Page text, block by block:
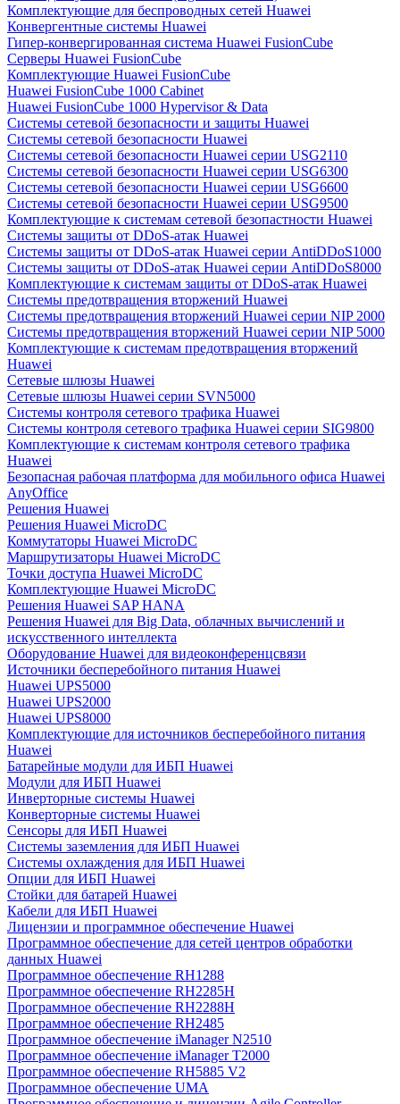
Комплектующие для беспроводных сетей Huawei
Конвергентные системы Huawei
Гипер-конвергированная система Huawei FusionCube
Серверы Huawei FusionCube
Комплектующие Huawei FusionCube
Huawei FusionCube 1000 Cabinet
Huawei FusionCube 1000 Hypervisor & Data
Системы сетевой безопасности и защиты Huawei
Системы сетевой безопасности Huawei
Системы сетевой безопасности Huawei серии USG2110
Системы сетевой безопасности Huawei серии USG6300
Системы сетевой безопасности Huawei серии USG6600
Системы сетевой безопасности Huawei серии USG9500
Комплектующие к системам сетевой безопастности Huawei
Системы защиты от DDoS-атак Huawei
Системы защиты от DDoS-атак Huawei серии AntiDDoS1000
Системы защиты от DDoS-атак Huawei серии AntiDDoS8000
Комплектующие к системам защиты от DDoS-атак Huawei
Системы предотвращения вторжений Huawei
Системы предотвращения вторжений Huawei серии NIP 2000
Системы предотвращения вторжений Huawei серии NIP 5000
Комплектующие к системам предотвращения вторжений
Huawei
Сетевые шлюзы Huawei
Сетевые шлюзы Huawei серии SVN5000
Системы контроля сетевого трафика Huawei
Системы контроля сетевого трафика Huawei серии SIG9800
Комплектующие к системам контроля сетевого трафика
Huawei
Безопасная рабочая платформа для мобильного офиса Huawei
AnyOffice
Решения Huawei
Решения Huawei MicroDC
Коммутаторы Huawei MicroDC
Маршрутизаторы Huawei MicroDC
Точки доступа Huawei MicroDC
Комплектующие Huawei MicroDC
Решения Huawei SAP HANA
Решения Huawei для Big Data, облачных вычислений и
искусственного интеллекта
Оборудование Huawei для видеоконференцсвязи
Источники бесперебойного питания Huawei
Huawei UPS5000
Huawei UPS2000
Huawei UPS8000
Комплектующие для источников бесперебойного питания
Huawei
Батарейные модули для ИБП Huawei
Модули для ИБП Huawei
Инверторные системы Huawei
Конверторные системы Huawei
Сенсоры для ИБП Huawei
Системы заземления для ИБП Huawei
Системы охлаждения для ИБП Huawei
Опции для ИБП Huawei
Стойки для батарей Huawei
Кабели для ИБП Huawei
Лицензии и программное обеспечение Huawei
Программное обеспечение для сетей центров обработки
данных Huawei
Программное обеспечение RH1288
Программное обеспечение RH2285H
Программное обеспечение RH2288H
Программное обеспечение RH2485
Программное обеспечение iManager N2510
Программное обеспечение iManager T2000
Программное обеспечение RH5885 V2
Программное обеспечение UMA